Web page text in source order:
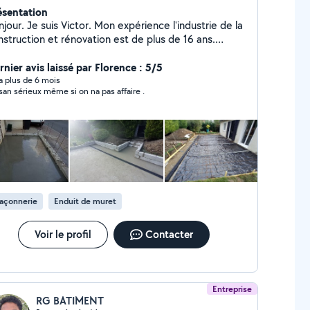
Je suis Victor. Mon expérience l'industrie de la
et rénovation est de plus de 16 ans.
avis laissé par Florence : 5/5
plus de 6 mois
sérieux même si on na pas affaire .
Enduit de muret
Voir le profil Contacter
Entreprise
RG BATIMENT